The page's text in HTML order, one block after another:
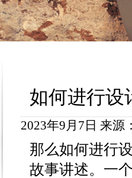
如何进行设
2023年9月7日 来源
那么如何进行
故事讲述。一